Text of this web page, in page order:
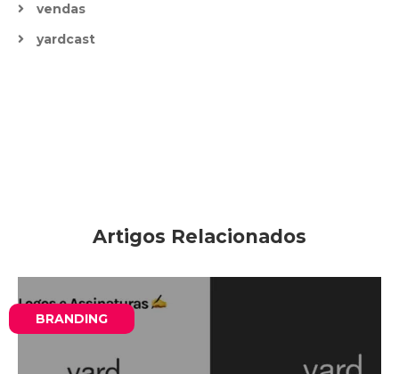
vendas
yardcast
Artigos Relacionados
BRANDING